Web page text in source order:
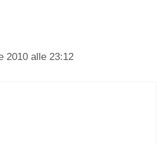
2010 alle 23:12